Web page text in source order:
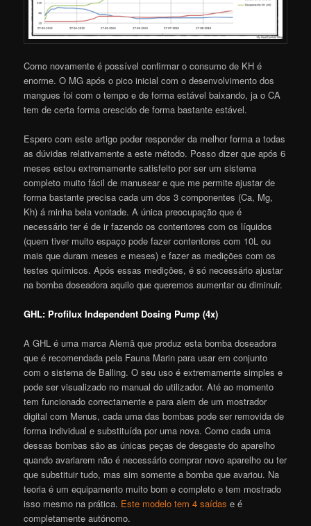
Como novamente é possível confirmar o consumo de KH é
enorme. O MG após o pico inicial com o desenvolvimento dos
mangues foi com o tempo e de forma estável baixando, ja o CA
tem de certa forma crescido de forma bastante estável.
Espero com este artigo poder responder da melhor forma a todas
as dúvidas relativamente a este método. Posso dizer que após 6
meses estou extremamente satisfeito por ser um sistema
completo muito fácil de manusear e que me permite ajustar de
forma bastante precisa cada um dos 3 componentes (Ca, Mg,
Kh) á minha bela vontade. A única preocupação que é
necessário ter é de ir fazendo os contentores com os líquidos
(quem tiver muito espaço pode fazer contentores com 10L ou
mais que duram meses e meses) e fazer as medições com os
testes químicos. Após essas medições, é só necessário ajustar
na bomba doseadora aquilo que queremos aumentar ou diminuir.
GHL: Profilux Independent Dosing Pump (4x)
A GHL é uma marca Alemã que produz esta bomba doseadora
que é recomendada pela Fauna Marin para usar em conjunto
com o sistema de Balling. O seu uso é extremamente simples e
pode ser visualizado no manual do utilizador. Até ao momento
tem funcionado correctamente e para alem de um mostrador
digital com Menus, cada uma das bombas pode ser removida de
forma individual e substituída por uma nova. Como cada uma
dessas bombas são as únicas peças de desgaste do aparelho
quando avariarem não é necessário comprar novo aparelho ou ter
que substituir tudo, mas sim somente a bomba que avariou. Na
teoria é um equipamento muito bom e completo e tem mostrado
isso mesmo na prática. Este modelo tem 4 saídas e é
completamente autónomo.